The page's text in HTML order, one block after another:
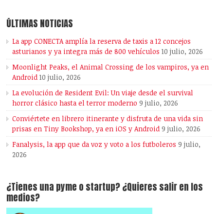
ÚLTIMAS NOTICIAS
La app CONECTA amplía la reserva de taxis a 12 concejos
asturianos y ya integra más de 800 vehículos 10 julio, 2026
Moonlight Peaks, el Animal Crossing de los vampiros, ya en
Android 10 julio, 2026
La evolución de Resident Evil: Un viaje desde el survival
horror clásico hasta el terror moderno 9 julio, 2026
Conviértete en librero itinerante y disfruta de una vida sin
prisas en Tiny Bookshop, ya en iOS y Android 9 julio, 2026
Fanalysis, la app que da voz y voto a los futboleros 9 julio,
2026
¿Tienes una pyme o startup? ¿Quieres salir en los
medios?